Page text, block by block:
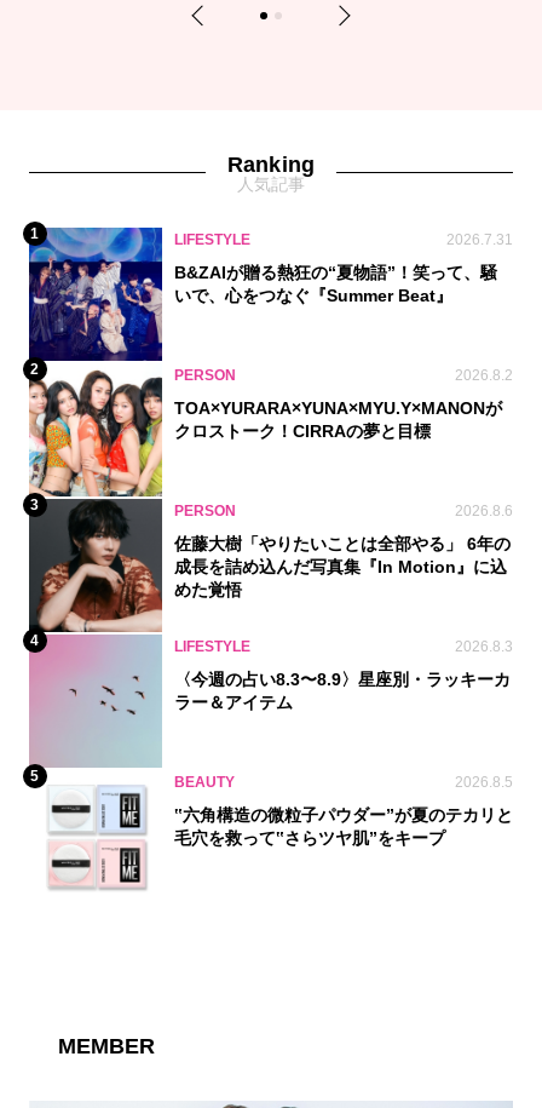
Previous 1 2 Next
Ranking
人気記事
1 LIFESTYLE 2026.7.31
B&ZAIが贈る熱狂の“夏物語”！笑って、騒
いで、心をつなぐ『Summer Beat』
2 PERSON 2026.8.2
TOA×YURARA×YUNA×MYU.Y×MANONが
クロストーク！CIRRAの夢と目標
3 PERSON 2026.8.6
佐藤大樹「やりたいことは全部やる」 6年の
成長を詰め込んだ写真集『In Motion』に込
めた覚悟
4 LIFESTYLE 2026.8.3
〈今週の占い8.3〜8.9〉星座別・ラッキーカ
ラー＆アイテム
5 BEAUTY 2026.8.5
‟六角構造の微粒子パウダー”が夏のテカリと
毛穴を救って‟さらツヤ肌”をキープ
MEMBER